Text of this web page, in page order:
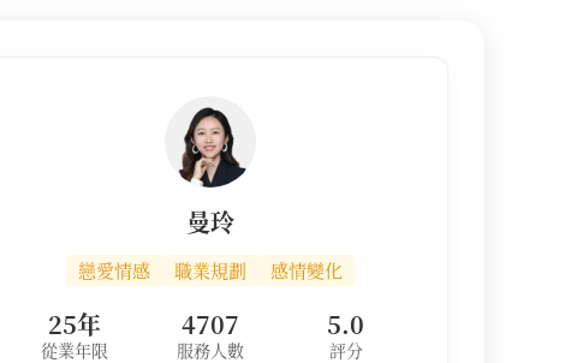
曼玲
戀愛情感 職業規劃 感情變化
25年
從業年限
4707
服務人數
5.0
評分